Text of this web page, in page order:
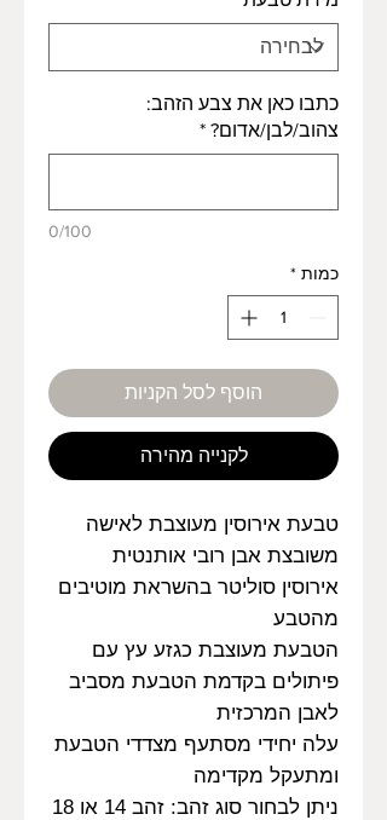
כתבו כאן את צבע הזהב:
צהוב/לבן/אדום? *
0/100
כמות *
הוסף לסל הקניות
לקנייה מהירה
טבעת אירוסין מעוצבת לאישה
משובצת אבן רובי אותנטית
אירוסין סוליטר בהשראת מוטיבים
מהטבע
הטבעת מעוצבת כגזע עץ עם
פיתולים בקדמת הטבעת מסביב
לאבן המרכזית
עלה יחידי מסתעף מצדדי הטבעת
ומתעקל מקדימה
ניתן לבחור סוג זהב: זהב 14 או 18